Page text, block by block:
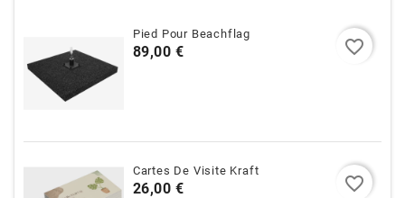
Pied Pour Beachflag
89,00 €Prix favorite_border
Cartes De Visite Kraft
26,00 €Prix favorite_border